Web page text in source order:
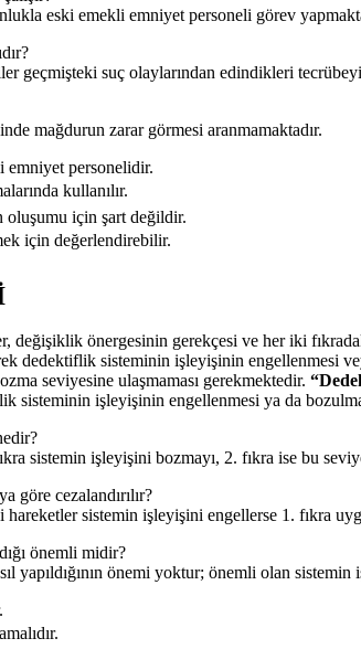
eski emekli emniyet personeli görev
geçmişteki suç olaylarından edindikleri
mağdurun zarar görmesi aranmamaktadır.
emniyet personelidir.
kullanılır.
oluşumu için şart değildir.
için değerlendirebilir.
önergesinin gerekçesi ve her iki
dedektiflik sisteminin işleyişinin engellenmesi
seviyesine ulaşmaması gerekmektedir.
işleyişinin engellenmesi ya da
sistemin işleyişini bozmayı, 2. fıkra ise bu
göre cezalandırılır?
hareketler sistemin işleyişini engellerse 1. fıkra
önemli midir?
yapıldığının önemi yoktur; önemli olan